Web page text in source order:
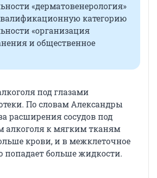
«дерматовенерология»
категорию
«организация
и общественное
под глазами
По словам Александры
расширения сосудов под
алкоголя к мягким тканям
крови, и в межклеточное
попадает больше жидкости.